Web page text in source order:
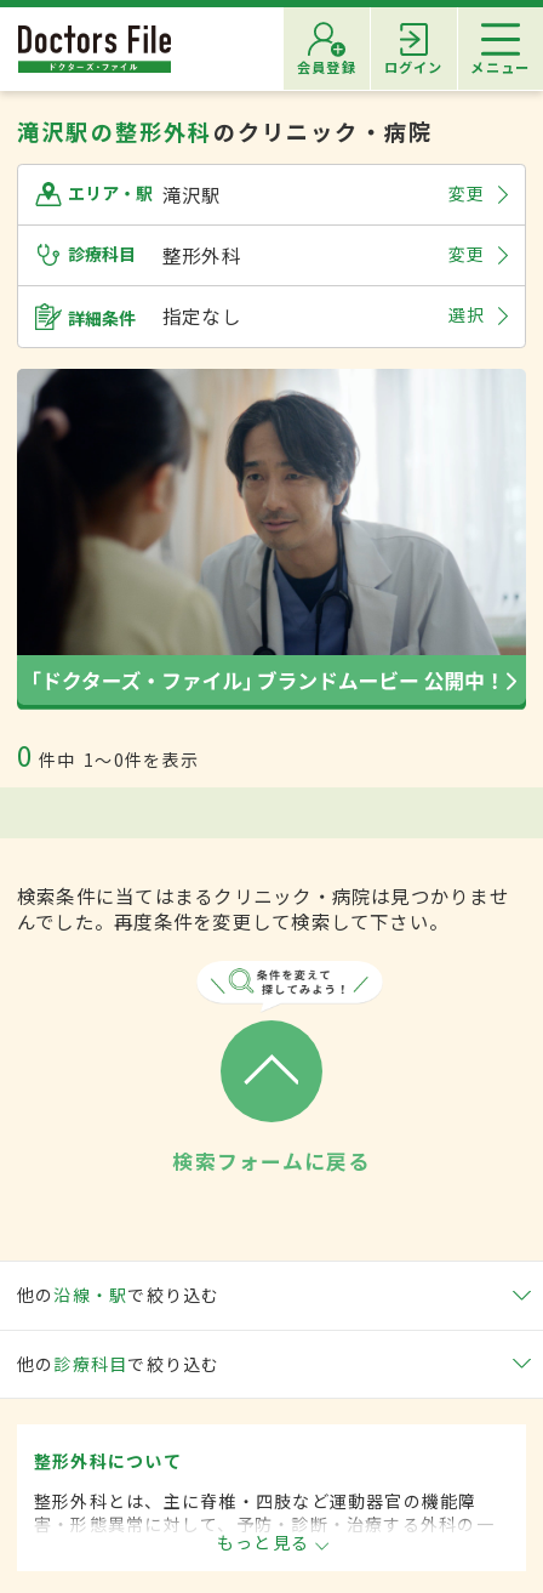
会員登録 ログイン メニュー
滝沢駅の整形外科のクリニック・病院
エリア・駅 滝沢駅 変更
診療科目 整形外科 変更
詳細条件 指定なし 選択
0 件中 1〜0件を表示
検索条件に当てはまるクリニック・病院は見つかりませ
んでした。再度条件を変更して検索して下さい。
検索フォームに戻る
他の沿線・駅で絞り込む
他の 診療科目で絞り込む
整形外科について
整形外科とは、主に脊椎・四肢など運動器官の機能障
害・形態異常に対して、予防・診断・治療する外科の一
もっと見る